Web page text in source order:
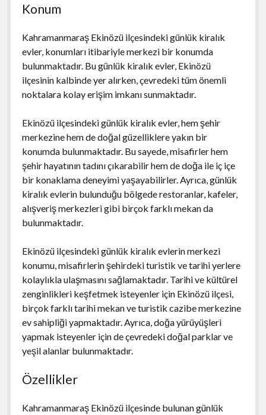
Konum
Kahramanmaraş Ekinözü ilçesindeki günlük kiralık
evler, konumları itibariyle merkezi bir konumda
bulunmaktadır. Bu günlük kiralık evler, Ekinözü
ilçesinin kalbinde yer alırken, çevredeki tüm önemli
noktalara kolay erişim imkanı sunmaktadır.
Ekinözü ilçesindeki günlük kiralık evler, hem şehir
merkezine hem de doğal güzelliklere yakın bir
konumda bulunmaktadır. Bu sayede, misafirler hem
şehir hayatının tadını çıkarabilir hem de doğa ile iç içe
bir konaklama deneyimi yaşayabilirler. Ayrıca, günlük
kiralık evlerin bulunduğu bölgede restoranlar, kafeler,
alışveriş merkezleri gibi birçok farklı mekan da
bulunmaktadır.
Ekinözü ilçesindeki günlük kiralık evlerin merkezi
konumu, misafirlerin şehirdeki turistik ve tarihi yerlere
kolaylıkla ulaşmasını sağlamaktadır. Tarihi ve kültürel
zenginlikleri keşfetmek isteyenler için Ekinözü ilçesi,
birçok farklı tarihi mekan ve turistik cazibe merkezine
ev sahipliği yapmaktadır. Ayrıca, doğa yürüyüşleri
yapmak isteyenler için de çevredeki doğal parklar ve
yeşil alanlar bulunmaktadır.
Özellikler
Kahramanmaraş Ekinözü ilçesinde bulunan günlük